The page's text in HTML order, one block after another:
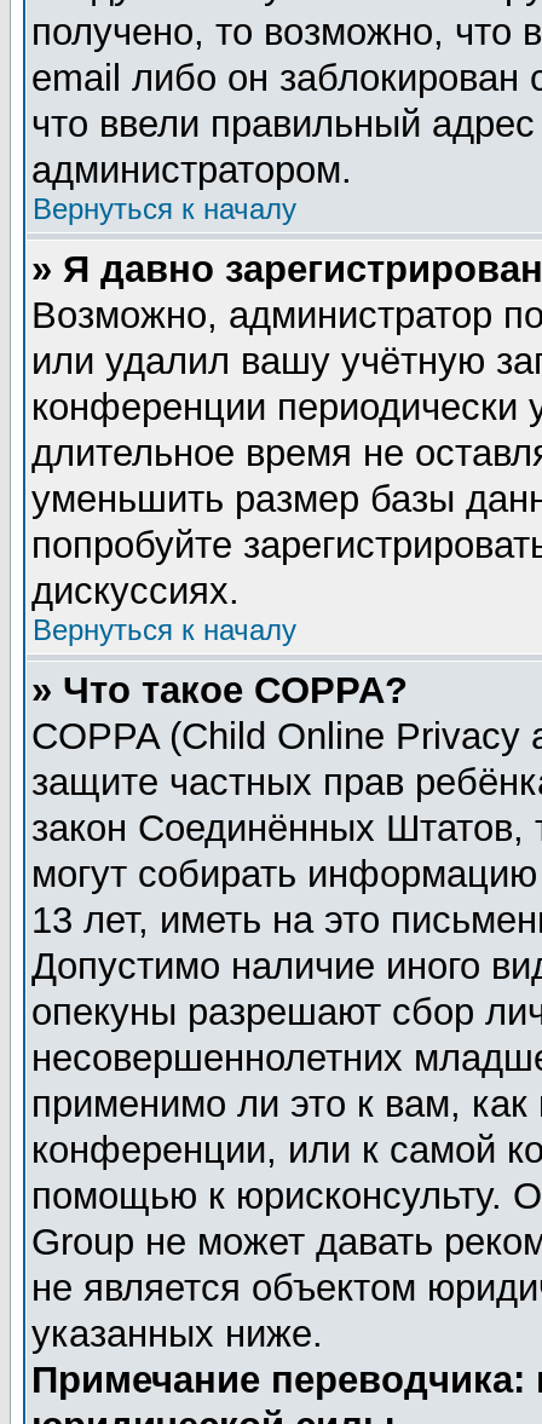
получено, то возможно, что
email либо он
что ввели правильный
администратором.
Вернуться к началу
» Я давно
Возможно, администратор
или удалил вашу учётную
конференции периодически
длительное время не
уменьшить размер базы
попробуйте
дискуссиях.
Вернуться к началу
» Что такое COPPA?
COPPA (Child Online Privacy
защите частных прав
закон Соединённых Штатов,
могут собирать
13 лет, иметь на это
Допустимо наличие иного
опекуны разрешают сбор
несовершеннолетних
применимо ли это к вам,
конференции, или к самой
помощью к юрисконсульту.
Group не может давать
не является объектом
указанных ниже.
Примечание